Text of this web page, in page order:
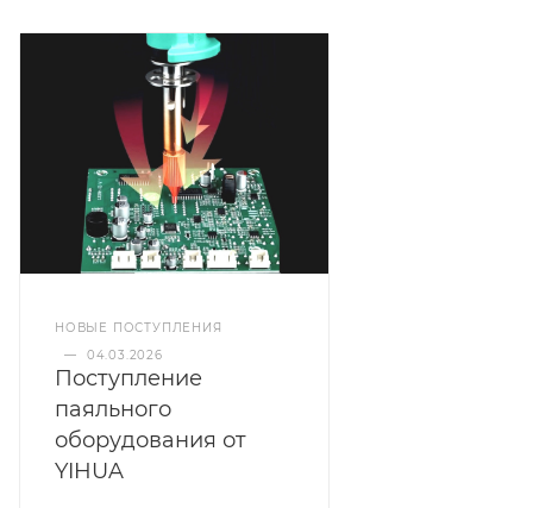
НОВЫЕ ПОСТУПЛЕНИЯ
—
04.03.2026
Поступление
паяльного
оборудования от
YIHUA